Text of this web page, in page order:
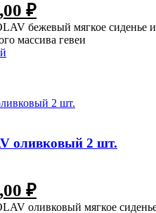
₽
бежевый мягкое сиденье
массива гевеи
оливковый 2 шт.
₽
оливковый мягкое